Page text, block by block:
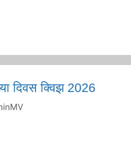
दिवस क्विझ 2026